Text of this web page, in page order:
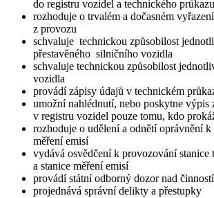
do registru vozidel a technického
rozhoduje o trvalém a dočasném
z provozu
schvaluje technickou způsobilost
přestavěného silničního vozidla
schvaluje technickou způsobilost
vozidla
provádí zápisy údajů v technickém
umožní nahlédnutí, nebo poskytne výpis
v registru vozidel pouze tomu, kdo
rozhoduje o udělení a odnětí oprávnění
měření emisí
vydává osvědčení k provozování
a stanice měření emisí
provádí státní odborný dozor nad
projednává správní delikty a přestupky